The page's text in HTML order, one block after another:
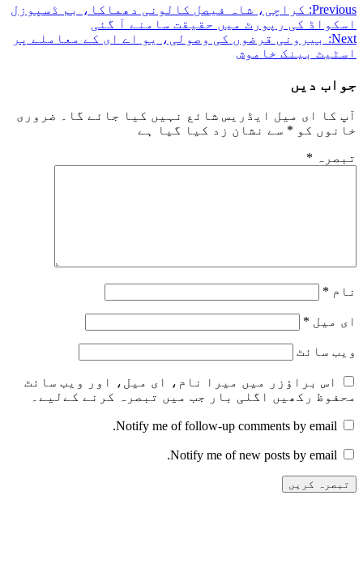
Post
navigation
Previous: کراچی، شاہ فیصل کالونی دھماکا، بم ڈسپوزل
اسکواڈ کی رپورٹ میں حقیقت سامنے آ گئی
Next:
بیرونی قرضوں کی وصولی، یو اے ای کے معاملے پر
اسٹیٹ بینک خاموش
جواب دیں
آپ کا ای میل ایڈریس شائع نہیں کیا جائے گا۔
ضروری
خانوں کو * سے نشان زد کیا گیا ہے
تبصرہ *
نام *
ای میل *
ویب‌ سائٹ
اس براؤزر میں میرا نام، ای میل، اور ویب سائٹ
محفوظ رکھیں اگلی بار جب میں تبصرہ کرنے کےلیے۔
Notify me of follow-up comments by email.
Notify me of new posts by email.